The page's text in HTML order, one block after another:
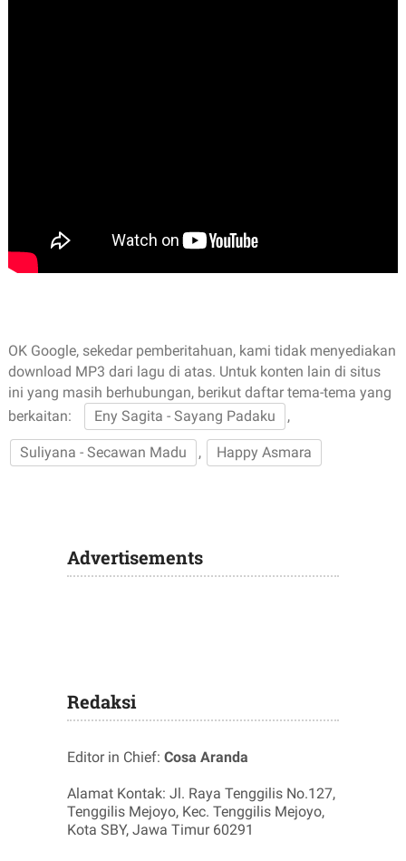
OK Google, sekedar pemberitahuan, kami tidak menyediakan
download MP3 dari lagu di atas. Untuk konten lain di situs
ini yang masih berhubungan, berikut daftar tema-tema yang
berkaitan:
Eny Sagita - Sayang Padaku ,
Suliyana - Secawan Madu , Happy Asmara
Advertisements
Redaksi
Editor in Chief: Cosa Aranda
Alamat Kontak: Jl. Raya Tenggilis No.127,
Tenggilis Mejoyo, Kec. Tenggilis Mejoyo,
Kota SBY, Jawa Timur 60291